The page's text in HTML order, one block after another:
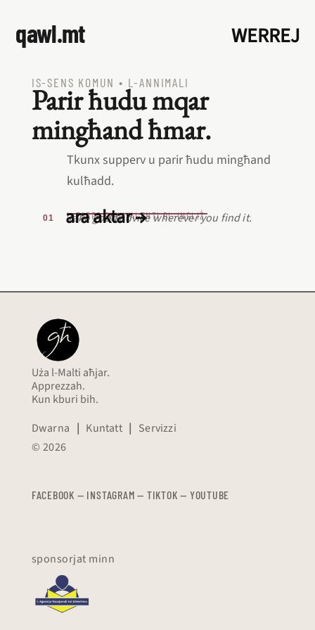
qawl.mt WERREJ
IS‑SENS KOMUN • L‑ANNIMALI
Parir ħudu mqar
mingħand ħmar.
Tkunx supperv u parir ħudu mingħand
kulħadd.
L‑EQREB EKWIVALENTI BL‑INGLIŻ
Take good advice wherever you find it.
ara aktar →
Uża l-Malti aħjar.
Apprezzah.
Kun kburi bih.
Dwarna | Kuntatt | Servizzi
© 2026
FACEBOOK — INSTAGRAM — TIKTOK — YOUTUBE
sponsorjat minn